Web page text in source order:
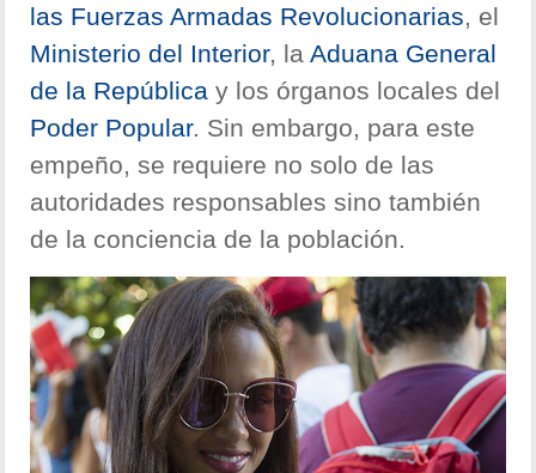
las Fuerzas Armadas Revolucionarias , el
Ministerio del Interior, la Aduana General
de la República y los órganos locales del
Poder Popular. Sin embargo, para este
empeño, se requiere no solo de las
autoridades responsables sino también
de la conciencia de la población.